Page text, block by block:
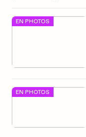
EN PHOTOS
EN PHOTOS